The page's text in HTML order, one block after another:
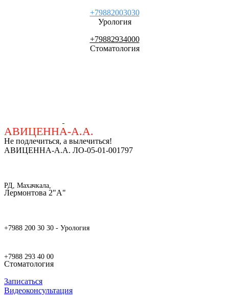
+79882003030
Урология
+79882934000
Стоматология
АВИЦЕННА-А.А.
Не подлечиться, а вылечиться!
АВИЦЕННА-А.А. ЛО-05-01-001797
РД, Махачкала,
Лермонтова 2"А"
+7988 200 30 30 - Урология
+7988 293 40 00
Стоматология
Записаться
Видеоконсультация